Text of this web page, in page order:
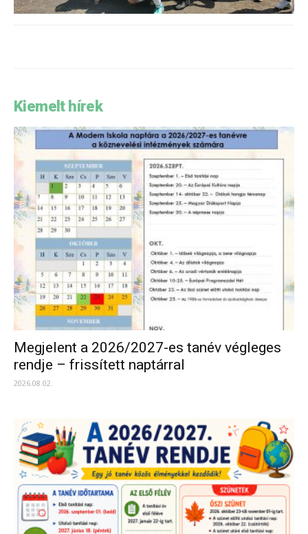
Kiemelt hírek
Megjelent a 2026/2027-es tanév végleges
rendje – frissített naptárral
2026.08.02.